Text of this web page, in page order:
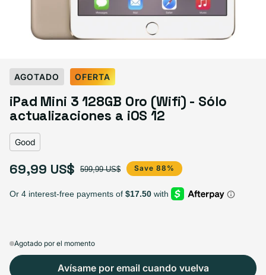
Select Condición
$69.99Variante agotada o no disponible
$79.99Variante agotada o no disponible
Excelente
$89.99Variante agotada o no
AGOTADO OFERTA
iPad Mini 3 128GB Oro (Wifi) - Sólo
actualizaciones a iOS 12
Good
Precio de oferta
69,99 US$
Precio habitual 599,99 US$ Save 88%
Agotado por el momento
Avísame por email cuando vuelva